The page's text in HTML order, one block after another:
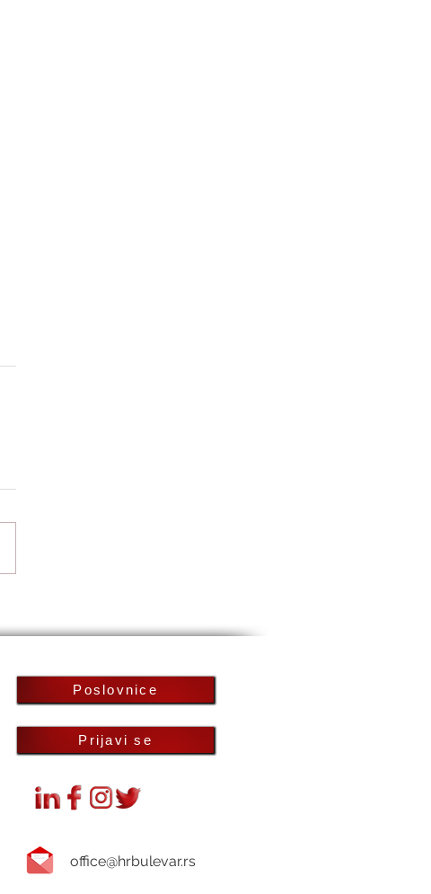
Poslovnice
Prijavi se
office@hrbulevar.rs